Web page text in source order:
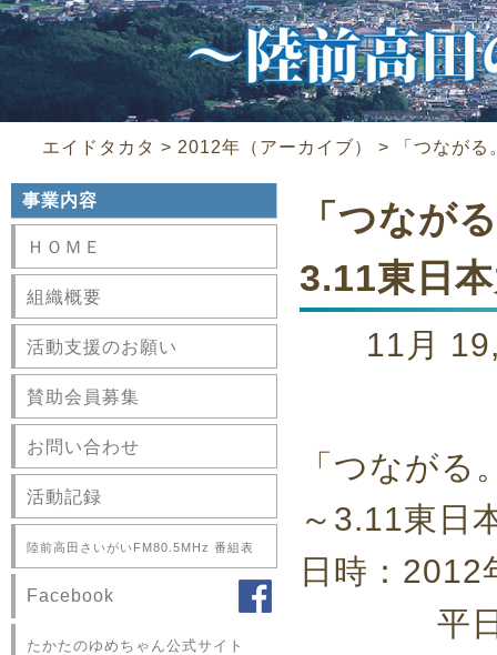
エイドタカタ > 2012年（アーカイブ） > 「つなが
「つなが
3.11東日
11月
「つながる
～3.11東日
日時：2012
平日11
事業内容
ＨＯＭＥ
組織概要
活動支援のお願い
賛助会員募集
お問い合わせ
活動記録
陸前高田さいがいFM80.5MHz 番組表
Facebook
たかたのゆめちゃん公式サイト